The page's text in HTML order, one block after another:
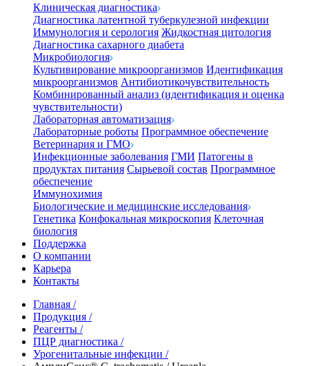
Клиническая диагностика
Диагностика латентной туберкулезной инфекции
Иммунология и серология Жидкостная цитология
Диагностика сахарного диабета
Микробиология
Культивирование микроорганизмов Идентификация
микроорганизмов Антибиотикочувствительность
Комбинированный анализ (идентификация и оценка
чувствительности)
Лабораторная автоматизация
Лабораторные роботы Программное обеспечение
Ветеринария и ГМО
Инфекционные заболевания ГМИ Патогены в
продуктах питания Сырьевой состав Программное
обеспечение
Иммунохимия
Биологические и медицинские исследования
Генетика Конфокальная микроскопия Клеточная
биология
Поддержка
О компании
Карьера
Контакты
Главная /
Продукция /
Реагенты /
ПЦР диагностика /
Урогенитальные инфекции /